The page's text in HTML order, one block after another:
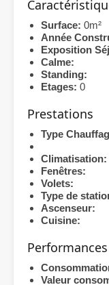
Surface: 0m²
Année
Exposition
Calme:
Standing:
Etages: 0
Prestations
Type
Climatisation:
Fenêtres:
Volets:
Type de
Ascenseur:
Cuisine:
Performances
Valeur